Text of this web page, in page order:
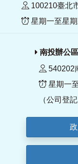
100210臺北
星期一至星
南投辦公區
540202
星期一
（公司登